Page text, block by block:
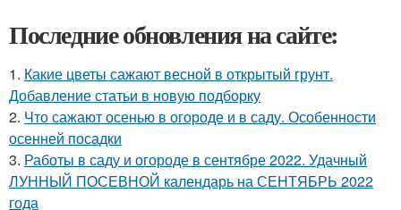
Последние обновления на сайте:
1. Какие цветы сажают весной в открытый грунт.
Добавление статьи в новую подборку
2. Что сажают осенью в огороде и в саду. Особенности
осенней посадки
3. Работы в саду и огороде в сентябре 2022. Удачный
ЛУННЫЙ ПОСЕВНОЙ календарь на СЕНТЯБРЬ 2022
года